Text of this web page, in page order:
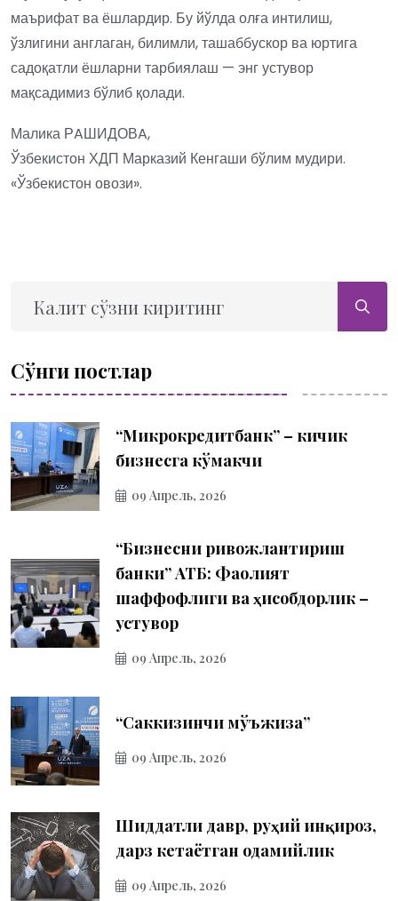
маърифат ва ёшлардир. Бу йўлда олға интилиш,
ўзлигини англаган, билимли, ташаббускор ва юртига
садоқатли ёшларни тарбиялаш — энг устувор
мақсадимиз бўлиб қолади.
Малика РAШИДОВA,
Ўзбекистон ХДП Марказий Кенгаши бўлим мудири.
«Ўзбекистон овози».
Сўнги постлар
“Микрокредитбанк” – кичик
бизнесга кўмакчи
09 Апрель, 2026
“Бизнесни ривожлантириш
банки” АТБ: Фаолият
шаффофлиги ва ҳисобдорлик –
устувор
09 Апрель, 2026
“Саккизинчи мўъжиза”
09 Апрель, 2026
Шиддатли давр, руҳий инқироз,
дарз кетаётган одамийлик
09 Апрель, 2026